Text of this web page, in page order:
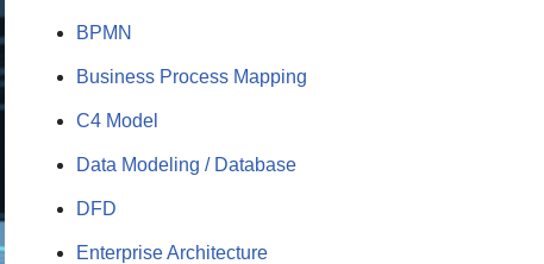
BPMN
Business Process Mapping
C4 Model
Data Modeling / Database
DFD
Enterprise Architecture